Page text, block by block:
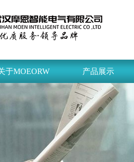
于MOEORW 产品展示